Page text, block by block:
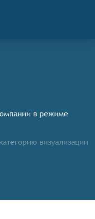
в режиме
визуализации